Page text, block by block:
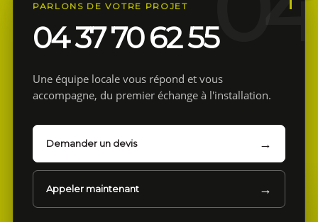
PARLONS DE VOTRE PROJET
04 37 70 62 55
Une équipe locale vous répond et vous
accompagne, du premier échange à l'installation.
Demander un devis
Appeler maintenant